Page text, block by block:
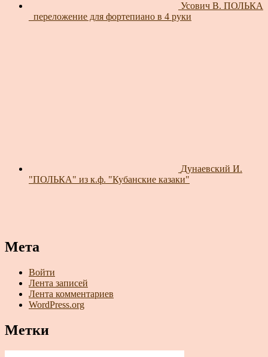
Усович В. ПОЛЬКА
_переложение для фортепиано в 4 руки
Дунаевский И.
"ПОЛЬКА" из к.ф. "Кубанские казаки"
Мета
Войти
Лента записей
Лента комментариев
WordPress.org
Метки